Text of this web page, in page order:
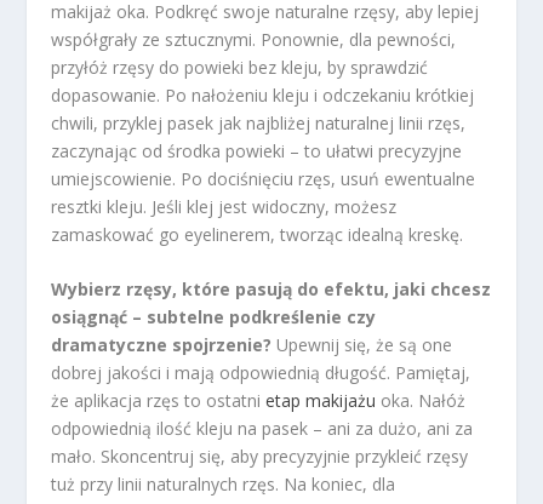
makijaż oka. Podkręć swoje naturalne rzęsy, aby lepiej
współgrały ze sztucznymi. Ponownie, dla pewności,
przyłóż rzęsy do powieki bez kleju, by sprawdzić
dopasowanie. Po nałożeniu kleju i odczekaniu krótkiej
chwili, przyklej pasek jak najbliżej naturalnej linii rzęs,
zaczynając od środka powieki – to ułatwi precyzyjne
umiejscowienie. Po dociśnięciu rzęs, usuń ewentualne
resztki kleju. Jeśli klej jest widoczny, możesz
zamaskować go eyelinerem, tworząc idealną kreskę.
Wybierz rzęsy, które pasują do efektu, jaki chcesz
osiągnąć – subtelne podkreślenie czy
dramatyczne spojrzenie? Upewnij się, że są one
dobrej jakości i mają odpowiednią długość. Pamiętaj,
że aplikacja rzęs to ostatnietap makijażu oka. Nałóż
odpowiednią ilość kleju na pasek – ani za dużo, ani za
mało. Skoncentruj się, aby precyzyjnie przykleić rzęsy
tuż przy linii naturalnych rzęs. Na koniec, dla